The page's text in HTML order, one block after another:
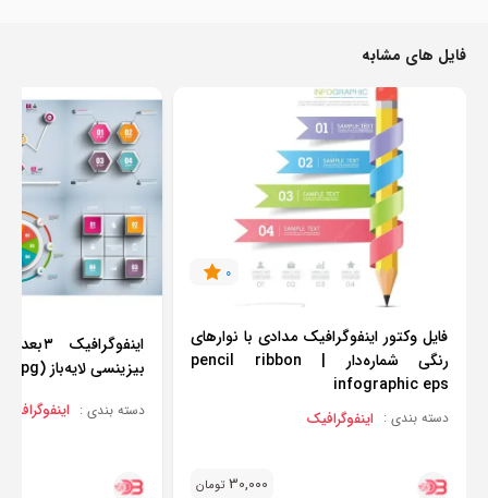
فایل های مشابه
0
فایل وکتور اینفوگرافیک مدادی با نوارهای
رنگی شماره‌دار | pencil ribbon
infographic eps
دسته بندی : اینفوگرافیک
30,000 تومان
بیزینسی لایه‌باز (ai + eps + png + jpg)
دسته بندی : اینفوگرافیک